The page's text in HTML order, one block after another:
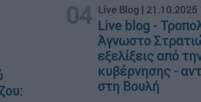
04 Live Blog | 21.10.2025
Live blog -
Άγνωστο
εξελίξεις από
κυβέρνησης -
στη Βουλή